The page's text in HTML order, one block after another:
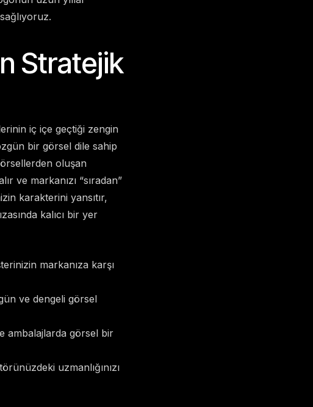
Stratejik
iç içe geçtiği zengin
bir görsel dile sahip
oluşan
ve markanızı “sıradan”
karakterini yansıtır,
kalıcı bir yer
markanıza karşı
ve dengeli görsel
ambalajlarda görsel bir
uzmanlığınızı